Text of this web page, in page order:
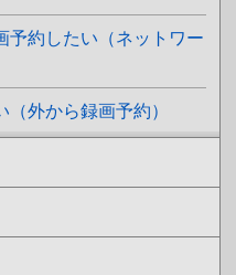
予約したい（ネットワー
外から録画予約）